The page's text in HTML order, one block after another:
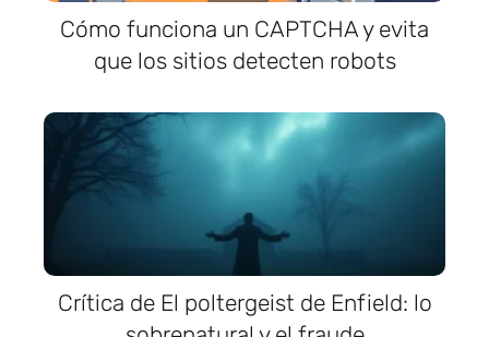
Cómo funciona un CAPTCHA y evita
que los sitios detecten robots
Crítica de El poltergeist de Enfield: lo